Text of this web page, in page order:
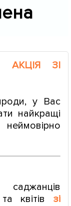
АКЦІЯ ЗІ
у Вас
найкращі
саджанців
квітів зі